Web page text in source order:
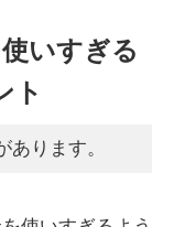
いすぎる
ト
ります。